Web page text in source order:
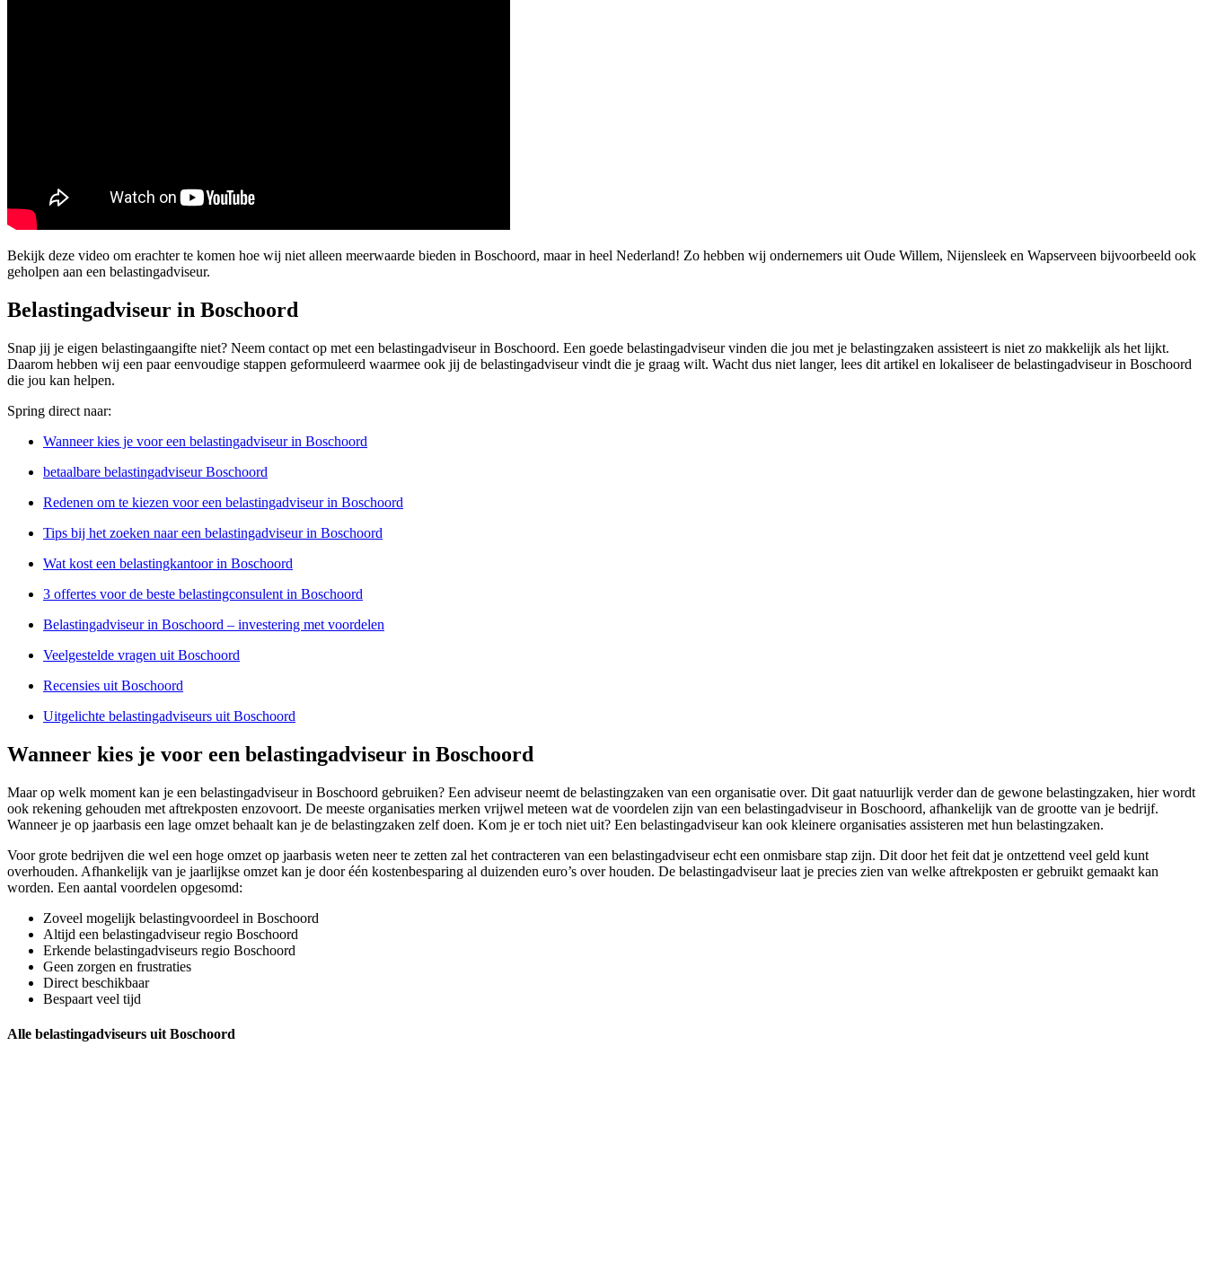
Bekijk deze video om erachter te komen hoe wij niet alleen meerwaarde bieden in Boschoord, maar in heel Nederland! Zo hebben wij ondernemers uit Oude Willem, Nijensleek en Wapserveen bijvoorbeeld ook
geholpen aan een belastingadviseur.
Belastingadviseur in Boschoord
Snap jij je eigen belastingaangifte niet? Neem contact op met een belastingadviseur in Boschoord. Een goede belastingadviseur vinden die jou met je belastingzaken assisteert is niet zo makkelijk als het lijkt.
Daarom hebben wij een paar eenvoudige stappen geformuleerd waarmee ook jij de belastingadviseur vindt die je graag wilt. Wacht dus niet langer, lees dit artikel en lokaliseer de belastingadviseur in Boschoord
die jou kan helpen.
Spring direct naar:
Wanneer kies je voor een belastingadviseur in Boschoord
betaalbare belastingadviseur Boschoord
Redenen om te kiezen voor een belastingadviseur in Boschoord
Tips bij het zoeken naar een belastingadviseur in Boschoord
Wat kost een belastingkantoor in Boschoord
3 offertes voor de beste belastingconsulent in Boschoord
Belastingadviseur in Boschoord – investering met voordelen
Veelgestelde vragen uit Boschoord
Recensies uit Boschoord
Uitgelichte belastingadviseurs uit Boschoord
Wanneer kies je voor een belastingadviseur in Boschoord
Maar op welk moment kan je een belastingadviseur in Boschoord gebruiken? Een adviseur neemt de belastingzaken van een organisatie over. Dit gaat natuurlijk verder dan de gewone belastingzaken, hier wordt
ook rekening gehouden met aftrekposten enzovoort. De meeste organisaties merken vrijwel meteen wat de voordelen zijn van een belastingadviseur in Boschoord, afhankelijk van de grootte van je bedrijf.
Wanneer je op jaarbasis een lage omzet behaalt kan je de belastingzaken zelf doen. Kom je er toch niet uit? Een belastingadviseur kan ook kleinere organisaties assisteren met hun belastingzaken.
Voor grote bedrijven die wel een hoge omzet op jaarbasis weten neer te zetten zal het contracteren van een belastingadviseur echt een onmisbare stap zijn. Dit door het feit dat je ontzettend veel geld kunt
overhouden. Afhankelijk van je jaarlijkse omzet kan je door één kostenbesparing al duizenden euro’s over houden. De belastingadviseur laat je precies zien van welke aftrekposten er gebruikt gemaakt kan
worden. Een aantal voordelen opgesomd:
Zoveel mogelijk belastingvoordeel in Boschoord
Altijd een belastingadviseur regio Boschoord
Erkende belastingadviseurs regio Boschoord
Geen zorgen en frustraties
Direct beschikbaar
Bespaart veel tijd
Alle belastingadviseurs uit Boschoord